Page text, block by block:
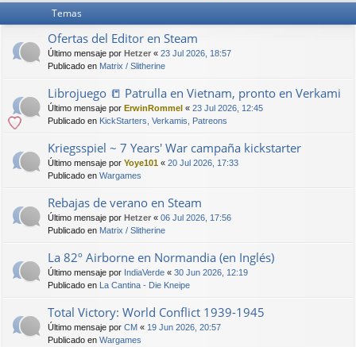
Temas
Ofertas del Editor en Steam
Último mensaje por Hetzer « 23 Jul 2026, 18:57
Publicado en Matrix / Slitherine
Librojuego 📒 Patrulla en Vietnam, pronto en Verkami
Último mensaje por ErwinRommel « 23 Jul 2026, 12:45
Publicado en KickStarters, Verkamis, Patreons
Kriegsspiel ~ 7 Years' War campaña kickstarter
Último mensaje por Yoye101 « 20 Jul 2026, 17:33
Publicado en Wargames
Rebajas de verano en Steam
Último mensaje por Hetzer « 06 Jul 2026, 17:56
Publicado en Matrix / Slitherine
La 82º Airborne en Normandia (en Inglés)
Último mensaje por IndiaVerde « 30 Jun 2026, 12:19
Publicado en La Cantina - Die Kneipe
Total Victory: World Conflict 1939-1945
Último mensaje por CM « 19 Jun 2026, 20:57
Publicado en Wargames